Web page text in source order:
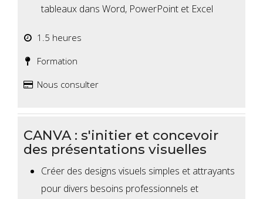
tableaux dans Word, PowerPoint et Excel
1.5 heures
Formation
Nous consulter
CANVA : s'initier et concevoir
des présentations visuelles
Créer des designs visuels simples et attrayants
pour divers besoins professionnels et